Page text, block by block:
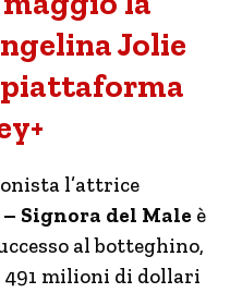
Jolie
l’attrice
Signora del Male è
al botteghino,
491 milioni di dollari